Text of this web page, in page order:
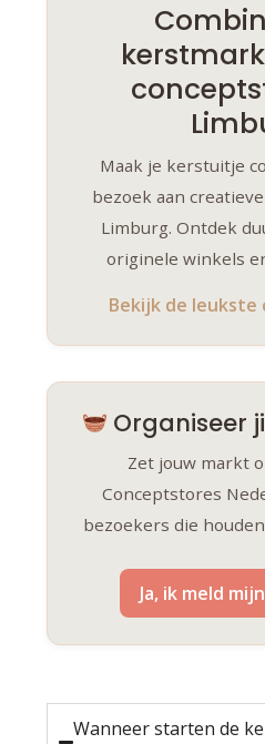
Maak je kerstuitje
bezoek aan
Limburg. Ontdek
originele winkels
Bekijk de
Organiseer
Zet jouw markt
Conceptstores
bezoekers die
Ja, ik meld
Wanneer starten de